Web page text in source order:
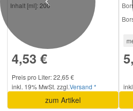
Inhalt [ml]: 200
4,53 €
Preis pro Liter: 22,65 €
inkl. 19% MwSt. zzgl.Versand *
zum Artikel
Previous